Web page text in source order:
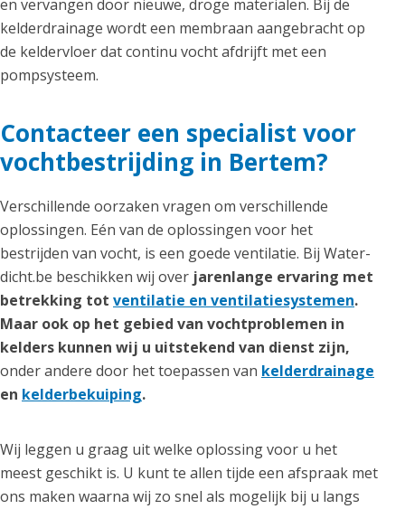
en vervangen door nieuwe, droge materialen. Bij de
kelderdrainage wordt een membraan aangebracht op
de keldervloer dat continu vocht afdrijft met een
pompsysteem.
Contacteer een specialist voor
vochtbestrijding in Bertem?
Verschillende oorzaken vragen om verschillende
oplossingen. Eén van de oplossingen voor het
bestrijden van vocht, is een goede ventilatie. Bij Water-
dicht.be beschikken wij over jarenlange ervaring met
betrekking tot ventilatie en ventilatiesystemen.
Maar ook op het gebied van vochtproblemen in
kelders kunnen wij u uitstekend van dienst zijn,
onder andere door het toepassen van kelderdrainage
en kelderbekuiping.
Wij leggen u graag uit welke oplossing voor u het
meest geschikt is. U kunt te allen tijde een afspraak met
ons maken waarna wij zo snel als mogelijk bij u langs